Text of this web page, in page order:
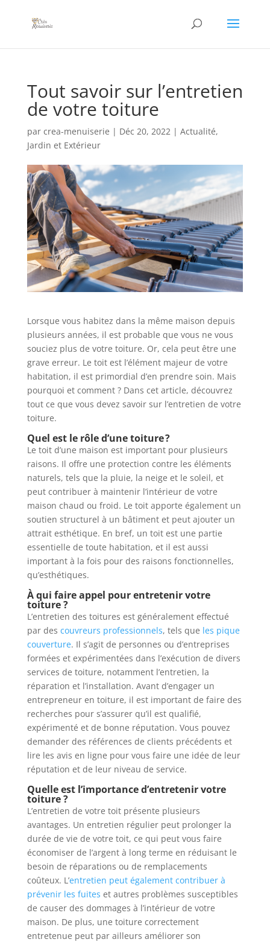
Tout savoir sur l’entretien
de votre toiture
par crea-menuiserie | Déc 20, 2022| Actualité,
Jardin et Extérieur
Lorsque vous habitez dans la même maison depuis
plusieurs années, il est probable que vous ne vous
souciez plus de votre toiture. Or, cela peut être une
grave erreur. Le toit est l’élément majeur de votre
habitation, il est primordial d’en prendre soin. Mais
pourquoi et comment ? Dans cet article, découvrez
tout ce que vous devez savoir sur l’entretien de votre
toiture.
Quel est le rôle d’une toiture ?
Le toit d’une maison est important pour plusieurs
raisons. Il offre une protection contre les éléments
naturels, tels que la pluie, la neige et le soleil, et
peut contribuer à maintenir l’intérieur de votre
maison chaud ou froid. Le toit apporte également un
soutien structurel à un bâtiment et peut ajouter un
attrait esthétique. En bref, un toit est une partie
essentielle de toute habitation, et il est aussi
important à la fois pour des raisons fonctionnelles,
qu’esthétiques.
À qui faire appel pour entretenir votre
toiture ?
L’entretien des toitures est généralement effectué
par des couvreurs professionnels, tels que les pique
couverture. Il s’agit de personnes ou d’entreprises
formées et expérimentées dans l’exécution de divers
services de toiture, notamment l’entretien, la
réparation et l’installation. Avant d’engager un
entrepreneur en toiture, il est important de faire des
recherches pour s’assurer qu’il est qualifié,
expérimenté et de bonne réputation. Vous pouvez
demander des références de clients précédents et
lire les avis en ligne pour vous faire une idée de leur
réputation et de leur niveau de service.
Quelle est l’importance d’entretenir votre
toiture ?
L’entretien de votre toit présente plusieurs
avantages. Un entretien régulier peut prolonger la
durée de vie de votre toit, ce qui peut vous faire
économiser de l’argent à long terme en réduisant le
besoin de réparations ou de remplacements
coûteux. L’entretien peut également contribuer à
prévenir les fuites et autres problèmes susceptibles
de causer des dommages à l’intérieur de votre
maison. De plus, une toiture correctement
entretenue peut par ailleurs améliorer son